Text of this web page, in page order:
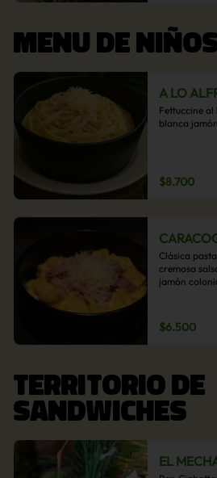
MENU DE
A LO
Fettuccine al
blanca
$8.700
Clásica
cremosa
jamón
$6.500
TERRITORIO DE
SANDWICHES
EL